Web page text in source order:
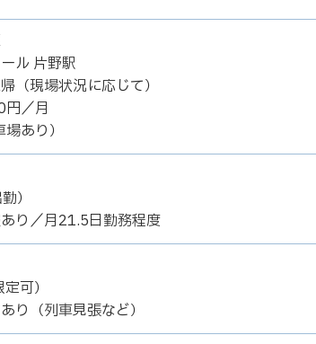
ル 片野駅
（現場状況に応じて）
／月
あり）
）
り／月21.5日勤務程度
可）
り（列車見張など）